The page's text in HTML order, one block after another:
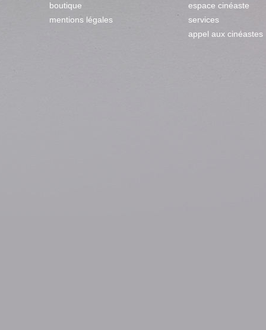
boutique
mentions légales
espace cinéaste
services
appel aux cinéastes